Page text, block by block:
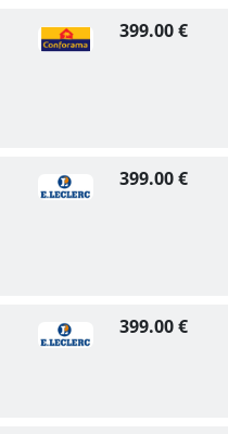
399.00 €
399.00 €
399.00 €